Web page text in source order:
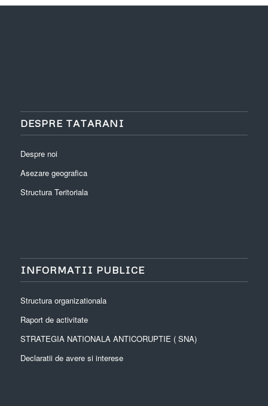
DESPRE TATARANI
Despre noi
Asezare geografica
Structura Teritoriala
INFORMATII PUBLICE
Structura organizationala
Raport de activitate
STRATEGIA NATIONALA ANTICORUPTIE ( SNA)
Declaratii de avere si interese